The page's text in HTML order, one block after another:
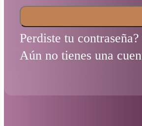
Perdiste tu
Aún no tienes una